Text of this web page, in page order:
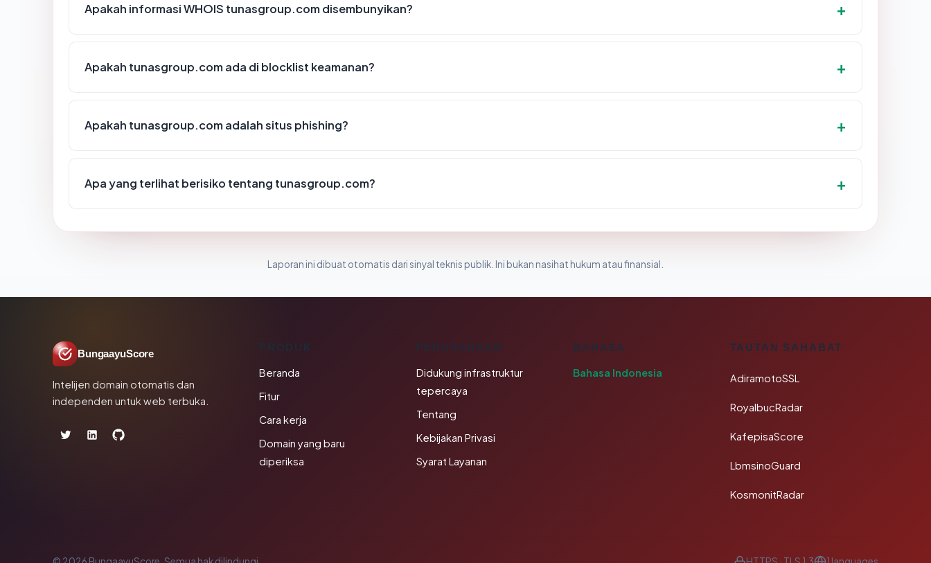
Apakah informasi WHOIS tunasgroup.com disembunyikan?
Apakah tunasgroup.com ada di blocklist keamanan?
Apakah tunasgroup.com adalah situs phishing?
Apa yang terlihat berisiko tentang tunasgroup.com?
Laporan ini dibuat otomatis dari sinyal teknis publik. Ini bukan nasihat hukum atau finansial.
BungaayuScore
Intelijen domain otomatis dan
independen untuk web terbuka.
Beranda
Fitur
Cara kerja
Domain yang baru
diperiksa
PERUSAHAAN
Didukung infrastruktur
tepercaya
Tentang
Kebijakan Privasi
Syarat Layanan
BAHASA
Bahasa Indonesia
TAUTAN SAHABAT
AdiramotoSSL
RoyalbucRadar
KafepisaScore
LbmsinoGuard
KosmonitRadar